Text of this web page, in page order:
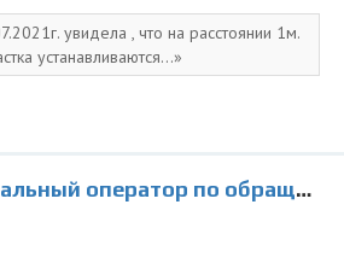
увидела , что на расстоянии 1м.
устанавливаются...
по обращению с ТКО» в Приволжске